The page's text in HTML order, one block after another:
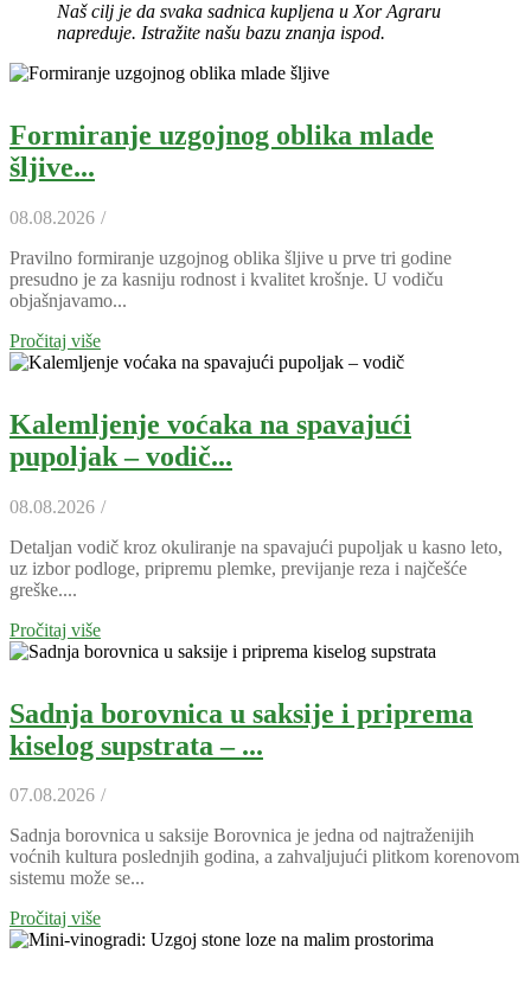
Naš cilj je da svaka sadnica kupljena u Xor Agraru
napreduje. Istražite našu bazu znanja ispod.
Formiranje uzgojnog oblika mlade
šljive...
08.08.2026 /
Pravilno formiranje uzgojnog oblika šljive u prve tri godine
presudno je za kasniju rodnost i kvalitet krošnje. U vodiču
objašnjavamo...
Pročitaj više
Kalemljenje voćaka na spavajući
pupoljak – vodič...
08.08.2026 /
Detaljan vodič kroz okuliranje na spavajući pupoljak u kasno leto,
uz izbor podloge, pripremu plemke, previjanje reza i najčešće
greške....
Pročitaj više
Sadnja borovnica u saksije i priprema
kiselog supstrata – ...
07.08.2026 /
Sadnja borovnica u saksije Borovnica je jedna od najtraženijih
voćnih kultura poslednjih godina, a zahvaljujući plitkom korenovom
sistemu može se...
Pročitaj više